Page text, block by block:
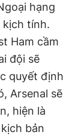
hạng
kịch tính.
Ham cầm
đội sẽ
quyết định
Arsenal sẽ
hiện là
bản